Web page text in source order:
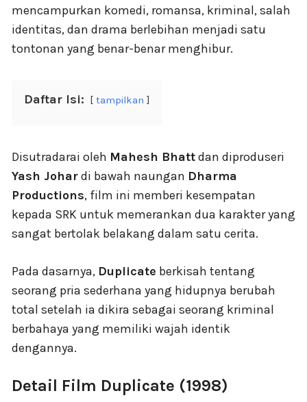
mencampurkan komedi, romansa, kriminal, salah
identitas, dan drama berlebihan menjadi satu
tontonan yang benar-benar menghibur.
Daftar Isi: tampilkan
Disutradarai oleh Mahesh Bhattdan diproduseri
Yash Johardi bawah naungan Dharma
Productions, film ini memberi kesempatan
kepada SRK untuk memerankan dua karakter yang
sangat bertolak belakang dalam satu cerita.
Pada dasarnya, Duplicate berkisah tentang
seorang pria sederhana yang hidupnya berubah
total setelah ia dikira sebagai seorang kriminal
berbahaya yang memiliki wajah identik
dengannya.
Detail Film Duplicate (1998)